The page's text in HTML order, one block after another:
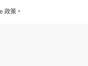
政策。